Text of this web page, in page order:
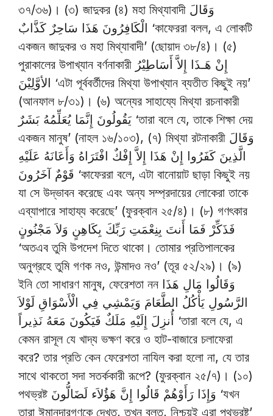
৩৭/৩৬)। (৩) জাদুকর (৪) মহা মিথ্যাবাদী وَقَالَ
الْكَافِرُونَ هَذَا سَاحِرٌ كَذَّابٌ ‘কাফেররা বলল, এ লোকটি
একজন জাদুকর ও মহা মিথ্যাবাদী’ (ছোয়াদ ৩৮/৪)। (৫)
পুরাকালের উপাখ্যান বর্ণনাকারী إِنْ هَـذَا إِلاَّ أَسَاطِيْرُ
الأوَّلِيْنَ ‘এটা পূর্ববর্তীদের মিথ্যা উপাখ্যান ব্যতীত কিছুই নয়’
(আনফাল ৮/৩১)। (৬) অন্যের সাহায্যে মিথ্যা রচনাকারী
يَقُولُونَ إِنَّمَا يُعَلِّمُهُ بَشَرٌ ‘তারা বলে যে, তাকে শিক্ষা দেয়
একজন মানুষ’ (নাহল ১৬/১০৩), (৭) মিথ্যা রটনাকারী وَقَالَ
الَّذِينَ كَفَرُوا إِنْ هَذَا إِلاَّ إِفْكٌ افْتَرَاهُ وَأَعَانَهُ عَلَيْهِ
قَوْمٌ آخَرُونَ ‘কাফেররা বলে, এটা বানোয়াট ছাড়া কিছুই নয়
যা সে উদ্ভাবন করেছে এবং অন্য সম্প্রদায়ের লোকেরা তাকে
এব্যাপারে সাহায্য করেছে’ (ফুরক্বান ২৫/৪)। (৮) গণৎকার
فَذَكِّرْ فَمَا أَنتَ بِنِعْمَتِ رَبِّكَ بِكَاهِنٍ وَلاَ مَجْنُونٍ
‘অতএব তুমি উপদেশ দিতে থাকো। তোমার প্রতিপালকের
অনুগ্রহে তুমি গণক নও, উন্মাদও নও’ (তূর ৫২/২৯)। (৯)
ইনি তো সাধারণ মানুষ, ফেরেশতা নন وَقَالُوا مَالِ هَذَا
الرَّسُولِ يَأْكُلُ الطَّعَامَ وَيَمْشِي فِي الْأَسْوَاقِ لَوْلاَ
أُنزِلَ إِلَيْهِ مَلَكٌ فَيَكُونَ مَعَهُ نَذِيراً ‘তারা বলে যে, এ
কেমন রাসূল যে খাদ্য ভক্ষণ করে ও হাট-বাজারে চলাফেরা
করে? তার প্রতি কেন ফেরেশতা নাযিল করা হলো না, যে তার
সাথে থাকতো সদা সতর্ককারী রূপে? (ফুরক্বান ২৫/৭)। (১০)
পথভ্রষ্ট وَإِذَا رَأَوْهُمْ قَالُوا إِنَّ هَؤُلاَء لَضَالُّونَ ‘যখন
তারা ঈমানদারগণকে দেখত, তখন বলত, নিশ্চয়ই এরা পথভ্রষ্ট’